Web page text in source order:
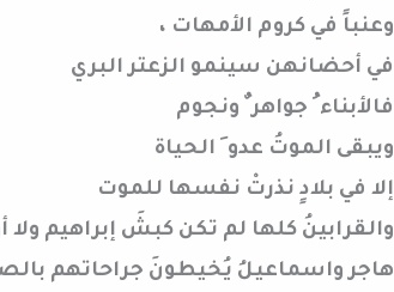
وعنباً في كروم الأمهات ،
في أحضانهن سينمو الزعتر البري
فالأبناء ُ جواهر ٌ ونجوم
ويبقى الموتُ عدو َ الحياة
إلا في بلادٍ نذرتْ نفسها للموت
والقرابينُ كلها لم تكن كبشَ إبراهيم ولا
هاجر واسماعيلُ يُخيطونَ جراحاتهم